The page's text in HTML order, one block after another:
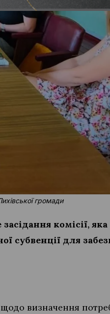
громади
комісії, яка
субвенції для
щодо визначення